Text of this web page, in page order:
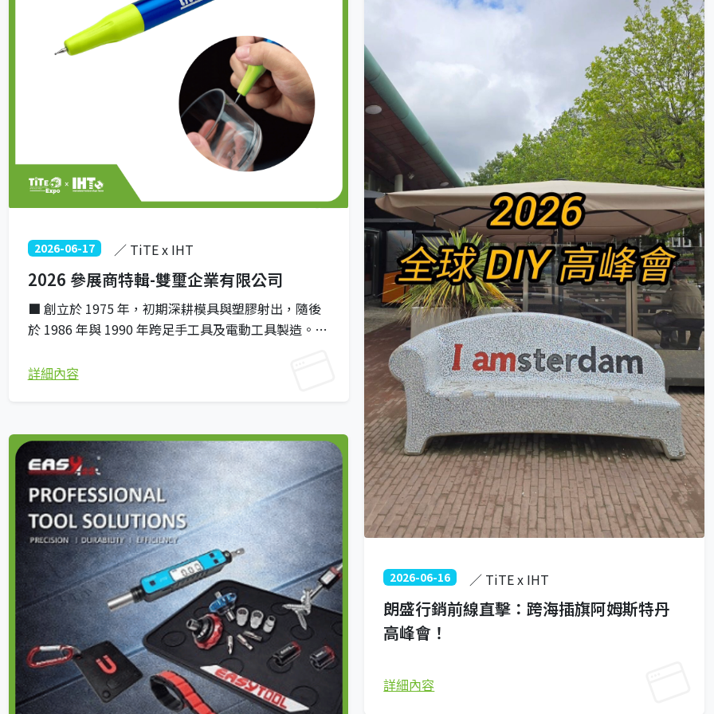
2026-06-17 ／ TiTE x IHT
2026 參展商特輯-雙璽企業有限公司
■ 創立於 1975 年，初期深耕模具與塑膠射出，隨後
於 1986 年與 1990 年跨足手工具及電動工具製造。
動羊毛針氈機。 ■ 產品外銷經驗豐富，主要版圖涵蓋
合作關係。
詳細內容
2026-06-16 ／ TiTE x IHT
朗盛行銷前線直擊：跨海插旗阿姆斯特丹
高峰會！
詳細內容